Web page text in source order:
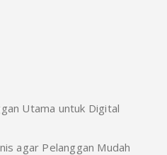
Utama untuk Digital
agar Pelanggan Mudah